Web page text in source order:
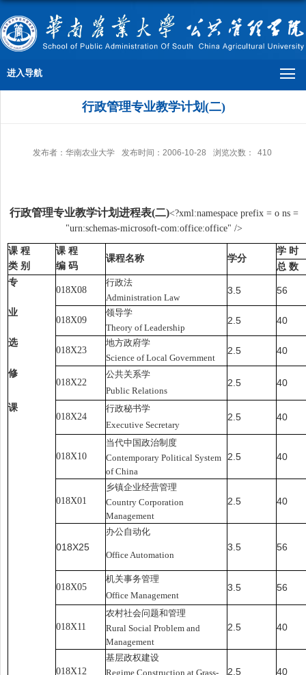
进入导航
行政管理专业教学计划(二)
发布者：华南农业大学 发布时间：2006-10-28 浏览次数： 410
行政管理专业教学计划进程表(二)<?xml:namespace prefix = o ns =
"urn:schemas-microsoft-com:office:office" />
课 程 课 程
课程名称 学分
学 时
类 别
编 码
总 数
专
018X08
行政法
3.5 56
Administration Law
业
018X09
领导学
2.5 40
Theory of Leadership
选
018X23
地方政府学
2.5 40
Science of Local Government
修
018X22
公共关系学
2.5 40
Public Relations
课
018X24
行政秘书学
2.5 40
Executive Secretary
018X10
当代中国政治制度
2.5 40
Contemporary Political System
of China
018X01
乡镇企业经营管理
2.5 40
Country Corporation
Management
018X25
办公自动化
3.5 56
Office Automation
018X05
机关事务管理
3.5 56
Office Management
018X11
农村社会问题和管理
2.5 40
Rural Social Problem and
Management
018X12
基层政权建设
2.5 40
Regime Construction at Grass-